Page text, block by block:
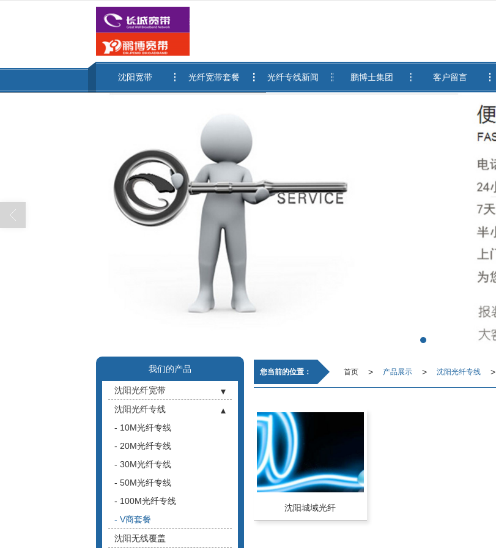
很遗憾，因您的浏览器版本过低导致无法获得最佳浏览体验，推荐下载安装谷歌浏览器！
沈阳宽带 光纤宽带套餐 光纤专线新闻 鹏博士集团 客户留言
您当前的位置： 首页 > 产品展示 > 沈阳光纤专线 >
沈阳城域光纤
我们的产品
沈阳光纤宽带
- 沈阳企业光纤宽带
- 沈阳长城宽带
- 沈阳鹏博宽带
沈阳光纤专线
- 10M光纤专线
- 20M光纤专线
- 30M光纤专线
- 50M光纤专线
- 100M光纤专线
- V商套餐
沈阳无线覆盖